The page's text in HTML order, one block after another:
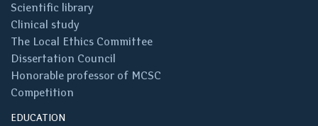
Scientific library
Clinical study
The Local Ethics Committee
Dissertation Council
Honorable professor of MCSC
Competition
EDUCATION